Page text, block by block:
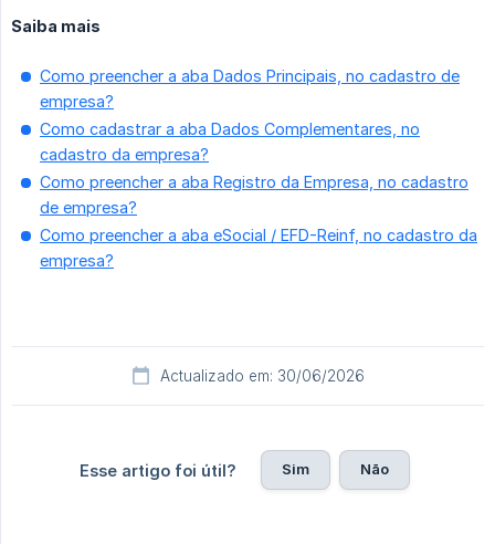
Saiba mais
Como preencher a aba Dados Principais, no cadastro de
empresa?
Como cadastrar a aba Dados Complementares, no
cadastro da empresa?
Como preencher a aba Registro da Empresa, no cadastro
de empresa?
Como preencher a aba eSocial / EFD-Reinf, no cadastro da
empresa?
Actualizado em: 30/06/2026
Esse artigo foi útil? Sim Não